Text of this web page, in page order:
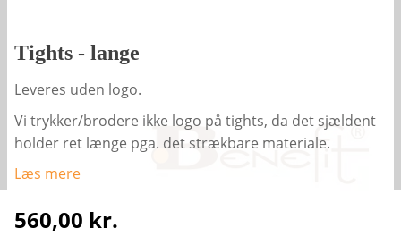
Tights - lange
Leveres uden logo.
Vi trykker/brodere ikke logo på tights, da det sjældent
holder ret længe pga. det strækbare materiale.
Læs mere
560,00 kr.